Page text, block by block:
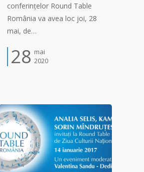
conferințelor Round Table
România va avea loc joi, 28
mai, de…
28 mai
2020